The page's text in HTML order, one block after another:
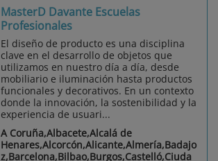
MasterD Davante Escuelas
Profesionales
El diseño de producto es una disciplina
clave en el desarrollo de objetos que
utilizamos en nuestro día a día, desde
mobiliario e iluminación hasta productos
funcionales y decorativos. En un contexto
donde la innovación, la sostenibilidad y la
experiencia de usuari...
A Coruña,Albacete,Alcalá de
Henares,Alcorcón,Alicante,Almería,Badajo
z,Barcelona,Bilbao,Burgos,Castelló,Ciuda